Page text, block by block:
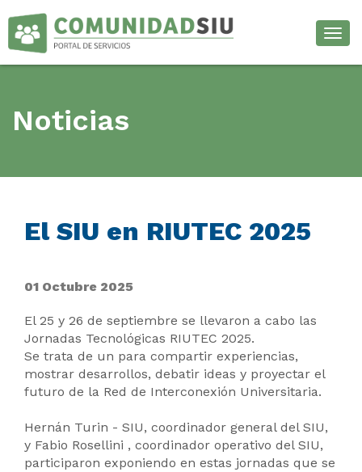
Noticias
El SIU en RIUTEC 2025
01 Octubre 2025
El 25 y 26 de septiembre se llevaron a cabo las
Jornadas Tecnológicas RIUTEC 2025.
Se trata de un para compartir experiencias,
mostrar desarrollos, debatir ideas y proyectar el
futuro de la Red de Interconexión Universitaria.
Hernán Turin - SIU, coordinador general del SIU,
y Fabio Rosellini , coordinador operativo del SIU,
participaron exponiendo en estas jornadas que se